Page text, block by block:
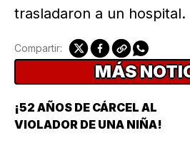
trasladaron a un hospital.
Compartir:
MÁS
¡52 AÑOS DE CÁRCEL AL
VIOLADOR DE UNA NIÑA!